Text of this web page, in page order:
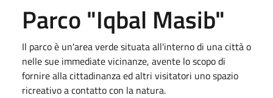
Parco "Iqbal Masib"
Il parco è un'area verde situata all'interno di una città o
nelle sue immediate vicinanze, avente lo scopo di
fornire alla cittadinanza ed altri visitatori uno spazio
ricreativo a contatto con la natura.